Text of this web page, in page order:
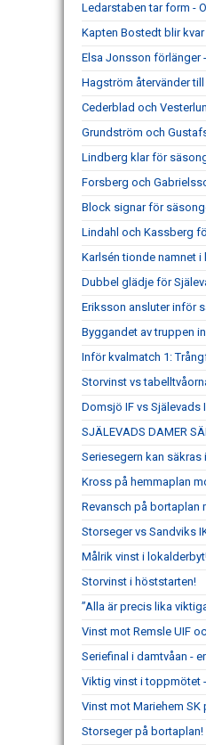
Ledarstaben tar form -
Kapten Bostedt blir
Elsa Jonsson förlänger
Hagström återvänder
Cederblad och
Grundström och
Lindberg klar för
Forsberg och
Block signar för
Lindahl och Kassberg
Karlsén tionde namnet
Dubbel glädje för
Eriksson ansluter inför
Byggandet av truppen
Inför kvalmatch 1:
Storvinst vs
Domsjö IF vs Själevads
SJÄLEVADS DAMER
Seriesegern kan
Kross på hemmaplan
Revansch på bortaplan
Storseger vs Sandviks
Målrik vinst i
Storvinst i höststarten!
”Alla är precis lika
Vinst mot Remsle UIF
Seriefinal i damtvåan -
Viktig vinst i toppmötet
Vinst mot Mariehem SK
Storseger på bortaplan!